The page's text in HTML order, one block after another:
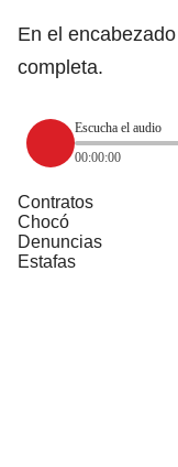
En el
completa.
Escucha el audio
00:00:00
Contratos
Chocó
Denuncias
Estafas